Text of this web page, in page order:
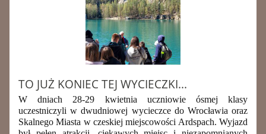
TO JUŻ KONIEC TEJ WYCIECZKI...
W dniach 28-29 kwietnia uczniowie ósmej klasy
uczestniczyli w dwudniowej wycieczce do Wrocławia oraz
Skalnego Miasta w czeskiej miejscowości Ardspach. Wyjazd